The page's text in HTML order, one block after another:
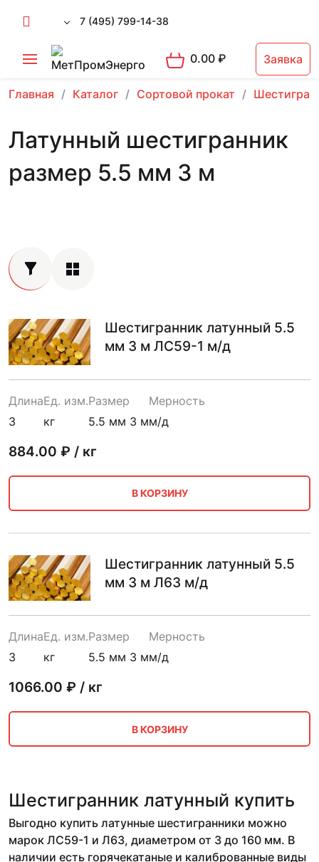
7 (495) 799-14-38
0.00₽ Заявка
Главная Каталог Сортовой прокат
Латунный шестигранник
размер 5.5 мм 3 м
Шестигранник латунный 5.5
мм 3 м ЛС59-1 м/д
Длина
3
Ед. изм.
кг
Размер
5.5 мм 3 м
Мерность
м/д
884.00 ₽ / кг
В КОРЗИНУ
Шестигранник латунный 5.5
мм 3 м Л63 м/д
Длина
3
Ед. изм.
кг
Размер
5.5 мм 3 м
Мерность
м/д
1066.00 ₽ / кг
В КОРЗИНУ
Шестигранник латунный купить
Выгодно купить латунные шестигранники можно
марок ЛС59-1 и Л63, диаметром от 3 до 160 мм. В
наличии есть горячекатаные и калиброванные виды